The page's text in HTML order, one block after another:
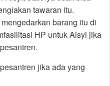
tawaran itu.
barang itu di
HP untuk Aisyi jika
jika ada yang